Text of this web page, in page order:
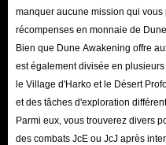
manquer aucune mission qui
récompenses en monnaie de
Bien que Dune Awakening offre
est également divisée en
le Village d'Harko et le Désert
et des tâches d'exploration
Parmi eux, vous trouverez divers
des combats JcE ou JcJ après